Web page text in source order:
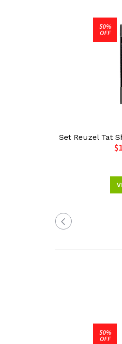
50%
OFF
Set Reuzel Tat
50%
OFF